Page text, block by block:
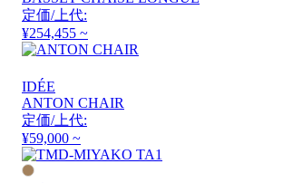
定価/上代:
¥254,455 ~
IDÉE
ANTON CHAIR
定価/上代:
¥59,000 ~